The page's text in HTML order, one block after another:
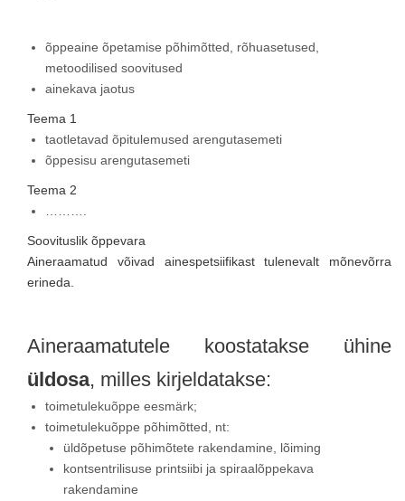
õppeaine õpetamise põhimõtted, rõhuasetused,
metoodilised soovitused
ainekava jaotus
Teema 1
taotletavad õpitulemused arengutasemeti
õppesisu arengutasemeti
Teema 2
Soovituslik õppevara
Aineraamatud võivad ainespetsiifikast tulenevalt mõnevõrra
erineda.
Aineraamatutele koostatakse ühine
üldosa, milles kirjeldatakse:
toimetulekuõppe eesmärk;
toimetulekuõppe põhimõtted, nt:
üldõpetuse põhimõtete rakendamine, lõiming
kontsentrilisuse printsiibi ja spiraalõppekava
rakendamine